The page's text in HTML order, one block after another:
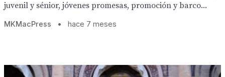
juvenil y sénior, jóvenes promesas, promoción y barco...
MKMacPress • hace 7 meses